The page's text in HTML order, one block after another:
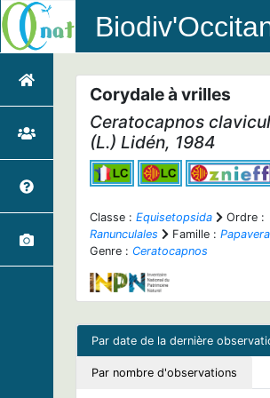
Corydale à vrilles
Ceratocapnos
(L.) Lidén, 1984
Classe : Equisetopsida
Ordre :
Ranunculales
Famille :
Genre : Ceratocapnos
Par date de la dernière
Par nombre d'observations